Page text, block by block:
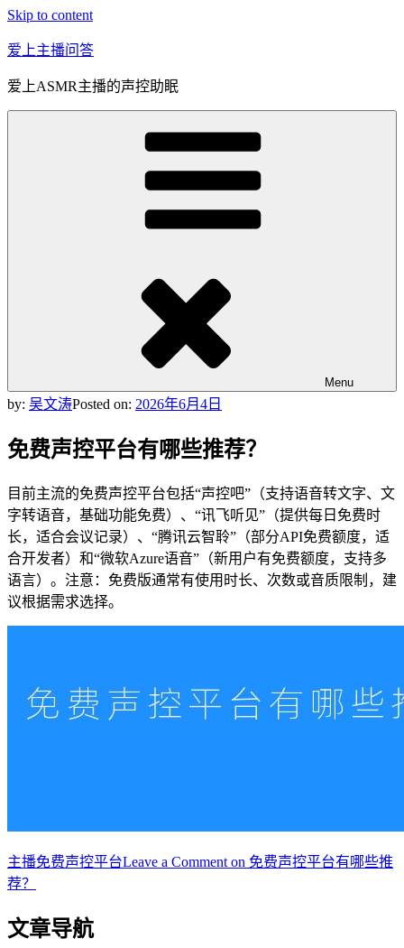
Skip to content
爱上主播问答
爱上ASMR主播的声控助眠
Menu
by: 吴文涛Posted on: 2026年6月4日
免费声控平台有哪些推荐？
目前主流的免费声控平台包括“声控吧”（支持语音转文字、文
字转语音，基础功能免费）、“讯飞听见”（提供每日免费时
长，适合会议记录）、“腾讯云智聆”（部分API免费额度，适
合开发者）和“微软Azure语音”（新用户有免费额度，支持多
语言）。注意：免费版通常有使用时长、次数或音质限制，建
议根据需求选择。
主播免费声控平台Leave a Comment on 免费声控平台有哪些推
荐？
文章导航